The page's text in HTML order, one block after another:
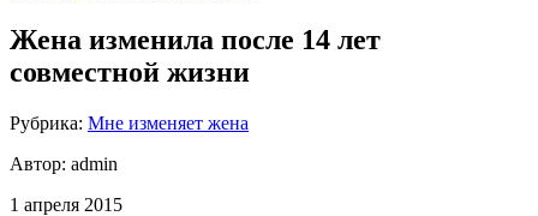
Жена изменила после 14 лет
совместной жизни
Рубрика: Мне изменяет жена
Автор: admin
1 апреля 2015